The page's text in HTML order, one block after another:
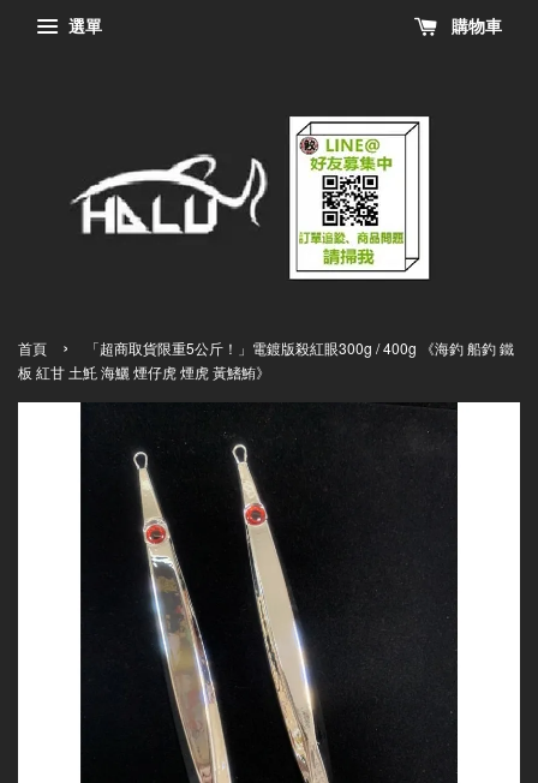
選單 購物車
首頁 ›
「超商取貨限重5公斤！」電鍍版殺紅眼300g / 400g 《海釣 船釣 鐵
板 紅甘 土魠 海鱺 煙仔虎 煙虎 黃鰭鮪》